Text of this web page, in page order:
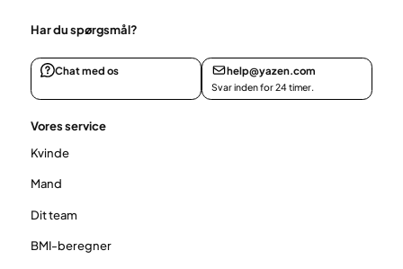
Har du spørgsmål?
Chat med os help@yazen.com
Svar inden for 24 timer.
Vores service
Kvinde
Mand
Dit team
BMI-beregner